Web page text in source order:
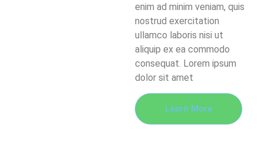
enim ad minim veniam, quis
nostrud exercitation
ullamco laboris nisi ut
aliquip ex ea commodo
consequat. Lorem ipsum
dolor sit amet
Learn More